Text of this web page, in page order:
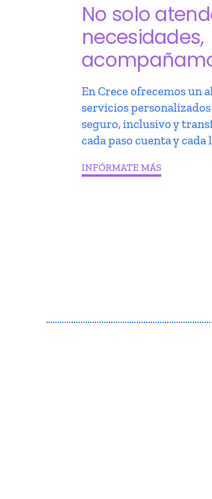
No solo
necesidades,
En Crece ofrecemos un
servicios
seguro, inclusivo y
cada paso cuenta y cada
INFÓRMATE MÁS